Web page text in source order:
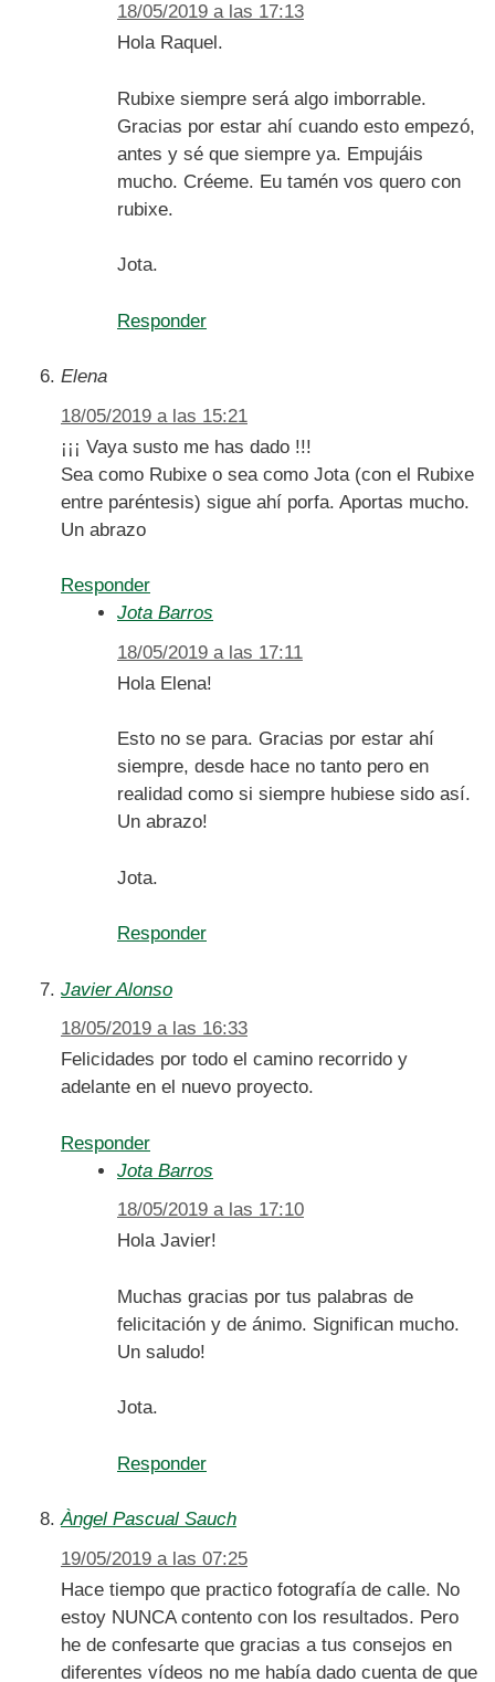
18/05/2019 a las 17:13
Hola Raquel.
Rubixe siempre será algo imborrable.
Gracias por estar ahí cuando esto empezó,
antes y sé que siempre ya. Empujáis
mucho. Créeme. Eu tamén vos quero con
rubixe.
Jota.
Responder
Elena
18/05/2019 a las 15:21
¡¡¡ Vaya susto me has dado !!!
Sea como Rubixe o sea como Jota (con el Rubixe
entre paréntesis) sigue ahí porfa. Aportas mucho.
Un abrazo
Responder
Jota Barros
18/05/2019 a las 17:11
Hola Elena!
Esto no se para. Gracias por estar ahí
siempre, desde hace no tanto pero en
realidad como si siempre hubiese sido así.
Un abrazo!
Jota.
Responder
Javier Alonso
18/05/2019 a las 16:33
Felicidades por todo el camino recorrido y
adelante en el nuevo proyecto.
Responder
Jota Barros
18/05/2019 a las 17:10
Hola Javier!
Muchas gracias por tus palabras de
felicitación y de ánimo. Significan mucho.
Un saludo!
Jota.
Responder
Àngel Pascual Sauch
19/05/2019 a las 07:25
Hace tiempo que practico fotografía de calle. No
estoy NUNCA contento con los resultados. Pero
he de confesarte que gracias a tus consejos en
diferentes vídeos no me había dado cuenta de que